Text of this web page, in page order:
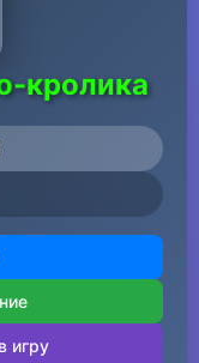
кролика
игру